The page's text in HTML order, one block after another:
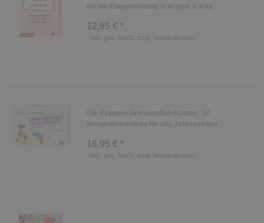
für die Eingewöhnung in Krippe & Kita
12,95 € *
* inkl. ges. MwSt. zzgl. Versandkosten
Die Krippen-Jahreszeiten-Karten: 32
Morgenkreisideen für alle Jahreszeiten
16,95 € *
* inkl. ges. MwSt. zzgl. Versandkosten